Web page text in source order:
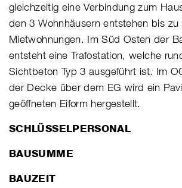
gleichzeitig eine Verbindung zum
den 3 Wohnhäusern entstehen bis zu
Mietwohnungen. Im Süd Osten der
entsteht eine Trafostation, welche
Sichtbeton Typ 3 ausgeführt ist. Im
der Decke über dem EG wird ein
geöffneten Eiform hergestellt.
SCHLÜSSELPERSONAL
BAUSUMME
BAUZEIT